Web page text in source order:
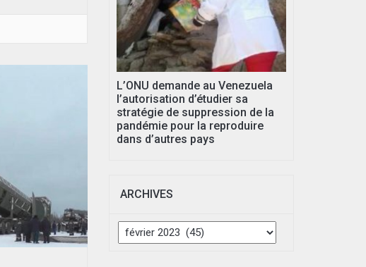
L’ONU demande au Venezuela
l’autorisation d’étudier sa
stratégie de suppression de la
pandémie pour la reproduire
dans d’autres pays
ARCHIVES
Archives